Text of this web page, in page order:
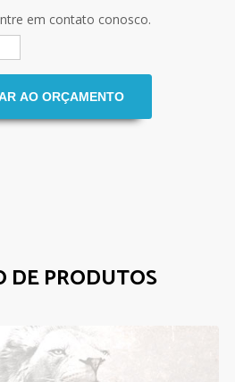
em contato conosco.
DE PRODUTOS